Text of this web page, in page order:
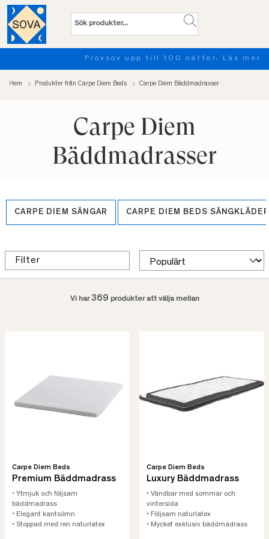
Provsov upp till 100 nätter. Läs mer
Hem Produkter från Carpe Diem Beds Carpe Diem Bäddmadrasser
Carpe Diem
Bäddmadrasser
CARPE DIEM SÄNGAR CARPE DIEM BEDS SÄNGKLÄDER
Filter
Vi har 369 produkter att välja mellan
Carpe Diem Beds
Premium Bäddmadrass
• Ytmjuk och följsam
bäddmadrass
• Elegant kantsömn
• Stoppad med ren naturlatex
Carpe Diem Beds
Luxury Bäddmadrass
• Vändbar med sommar och
vintersida
• Följsam naturlatex
• Mycket exklusiv bäddmadrass